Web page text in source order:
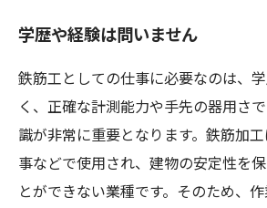
学歴や経験は問いません
鉄筋工としての仕事に必要なのは、
く、正確な計測能力や手先の器用さ
識が非常に重要となります。鉄筋加
事などで使用され、建物の安定性を
とができない業種です。そのため、